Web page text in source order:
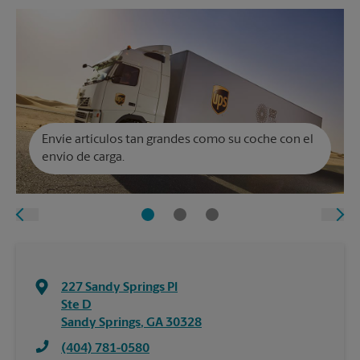
Envíe artículos tan grandes como su coche con el
envío de carga.
227 Sandy Springs Pl
Ste D
Sandy Springs, GA 30328
(404) 781-0580